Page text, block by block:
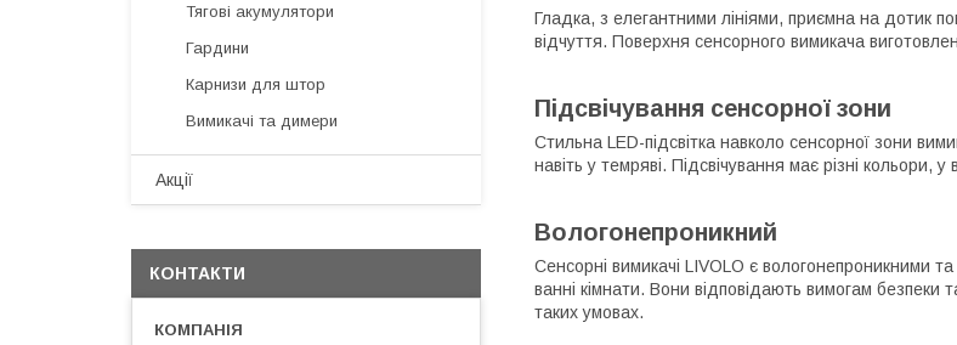
Гладка, з елегантними лініями, приємна на дотик
відчуття. Поверхня сенсорного вимикача
Підсвічування сенсорної зони
Стильна LED-підсвітка навколо сенсорної зони
навіть у темряві. Підсвічування має різні кольори,
Вологонепроникний
Сенсорні вимикачі LIVOLO є вологонепроникними
ванні кімнати. Вони відповідають вимогам безпеки
таких умовах.
Тягові акумулятори
Гардини
Карнизи для штор
Вимикачі та димери
Акції
КОНТАКТИ